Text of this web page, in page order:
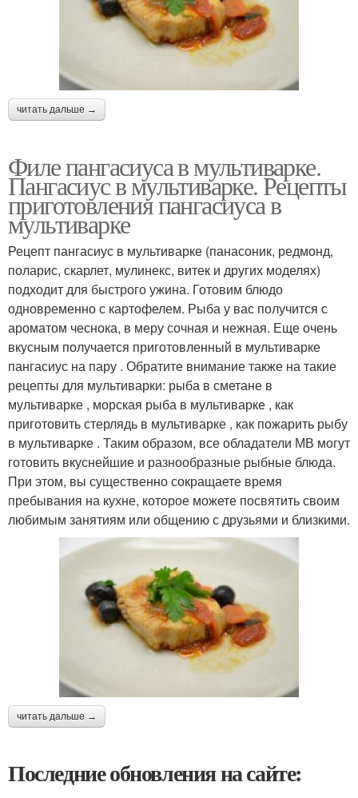
читать дальше →
Филе пангасиуса в мультиварке.
Пангасиус в мультиварке. Рецепты
приготовления пангасиуса в
мультиварке
Рецепт пангасиус в мультиварке (панасоник, редмонд,
поларис, скарлет, мулинекс, витек и других моделях)
подходит для быстрого ужина. Готовим блюдо
одновременно с картофелем. Рыба у вас получится с
ароматом чеснока, в меру сочная и нежная. Еще очень
вкусным получается приготовленный в мультиварке
пангасиус на пару . Обратите внимание также на такие
рецепты для мультиварки: рыба в сметане в
мультиварке , морская рыба в мультиварке , как
приготовить стерлядь в мультиварке , как пожарить рыбу
в мультиварке . Таким образом, все обладатели МВ могут
готовить вкуснейшие и разнообразные рыбные блюда.
При этом, вы существенно сокращаете время
пребывания на кухне, которое можете посвятить своим
любимым занятиям или общению с друзьями и близкими.
читать дальше →
Последние обновления на сайте: